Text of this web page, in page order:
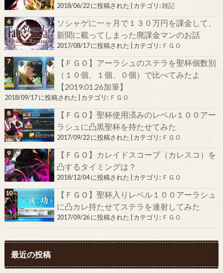
2018/06/22 に投稿された カテゴリ:雑記
ソシャゲに一ヶ月で１３０万円を課金して、
新聞に載ってしまった廃課金マンのお話
2017/08/17 に投稿された カテゴリ: ＦＧＯ
【ＦＧＯ】アーラシュのステラを聖杯個数別
（１０個、１個、０個）で比べてみたよ
【2019.01.26加筆】
2018/09/17 に投稿された カテゴリ: ＦＧＯ
【ＦＧＯ】聖杯使用済みのレベル１００アー
ラシュに凸黒聖杯を持たせてみた
2017/09/22 に投稿された カテゴリ: ＦＧＯ
【ＦＧＯ】カレイドスコープ（カレスコ）を
凸するタイミングは？
2018/12/04 に投稿された カテゴリ: ＦＧＯ
【ＦＧＯ】聖杯入りレベル１００アーラシュ
に凸カレ持たせてステラを連射してみた
2017/09/26 に投稿された カテゴリ: ＦＧＯ
最近の投稿